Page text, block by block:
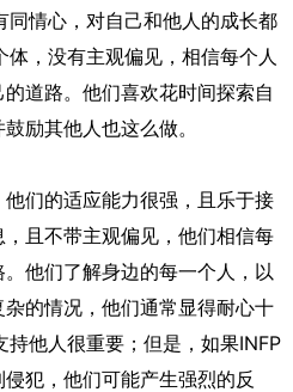
同情心，对自己和他人的成长都
体，没有主观偏见，相信每个人
道路。他们喜欢花时间探索自
励其他人也这么做。
们的适应能力很强，且乐于接
且不带主观偏见，他们相信每
他们了解身边的每一个人，以
的情况，他们通常显得耐心十
持他人很重要；但是，如果INFP
犯，他们可能产生强烈的反